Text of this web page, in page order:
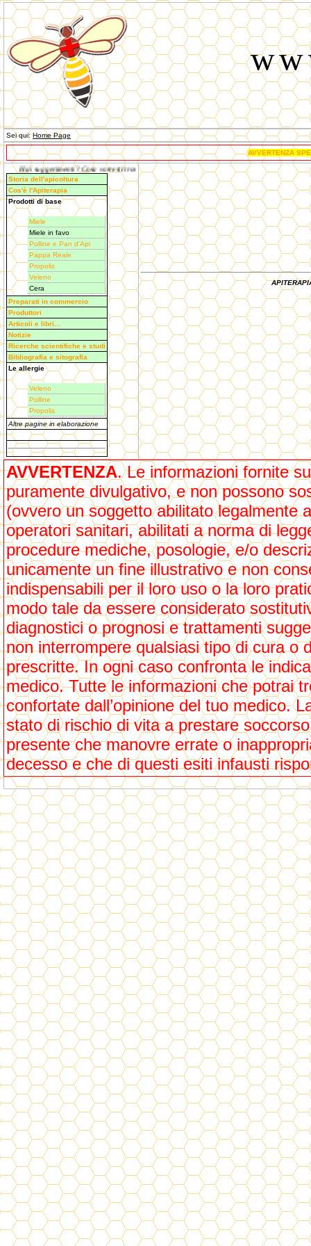
Sei qui: Home Page
AVVERTENZA
Hai suggerimenti? Cosa vorresti trovare sul sito? Scrivici, ne terremo conto! ->clicca qui<-
Storia dell'apicoltura
Cos'è l'Apiterapia
Prodotti di base
Miele
Miele in favo
Polline e Pan d'Api
Pappa Reale
Propolis
Veleno
Cera
Preparati in commercio
Produttori
Articoli e libri...
Notizie
Ricerche scientifiche e studi
Bibliografia e sitografia
Le allergie
Veleno
Polline
Propolis
Altre pagine in elaborazione
AVVERTENZA. Le informazioni fornite
puramente divulgativo, e non possono
(ovvero un soggetto abilitato legalmente
operatori sanitari, abilitati a norma di
procedure mediche, posologie, e/o
unicamente un fine illustrativo e non
indispensabili per il loro uso o la loro
modo tale da essere considerato
diagnostici o prognosi e trattamenti
non interrompere qualsiasi tipo di cura o
prescritte. In ogni caso confronta le
medico. Tutte le informazioni che potrai
confortate dall’opinione del tuo medico.
stato di rischio di vita a prestare
presente che manovre errate o
decesso e che di questi esiti infausti